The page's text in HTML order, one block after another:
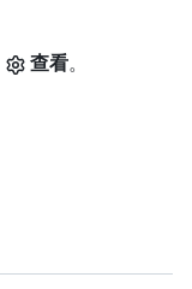
查看。